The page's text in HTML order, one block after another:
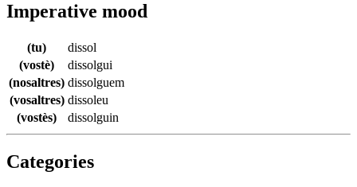
Imperative mood
(tu)
dissol
(vostè)
dissolgui
(nosaltres) dissolguem
(vosaltres) dissoleu
(vostès)
dissolguin
Categories